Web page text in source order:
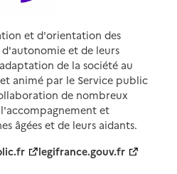
et d'orientation des
d'autonomie et de leurs
de la société au
animé par le Service public
de nombreux
l'accompagnement et
âgées et de leurs aidants.
legifrance.gouv.fr